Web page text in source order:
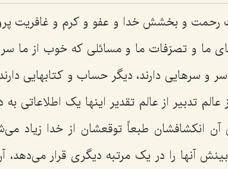
رحمت و بخشش خدا و عفو و کرم و غافریت
ما و تصرّفات ما و مسائلی که خوب از ما سر
سر و سرهایی دارند، دیگر حساب و کتابهایی
عالم تدبیر از عالم تقدیر اینها یک اطلاعاتی
انکشافشان طبعاً توقعشان از خدا زیاد
بینش آنها را در یک مرتبه دیگری قرار